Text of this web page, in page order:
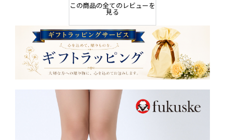
この商品の全てのレビューを
見る